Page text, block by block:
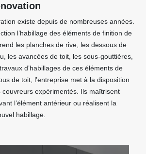
existe depuis de nombreuses années.
l’habillage des éléments de finition de
les planches de rive, les dessous de
les avancées de toit, les sous-gouttières,
d’habillages de ces éléments de
de toit, l’entreprise met à la disposition
expérimentés. Ils maîtrisent
l’élément antérieur ou réalisent la
habillage.